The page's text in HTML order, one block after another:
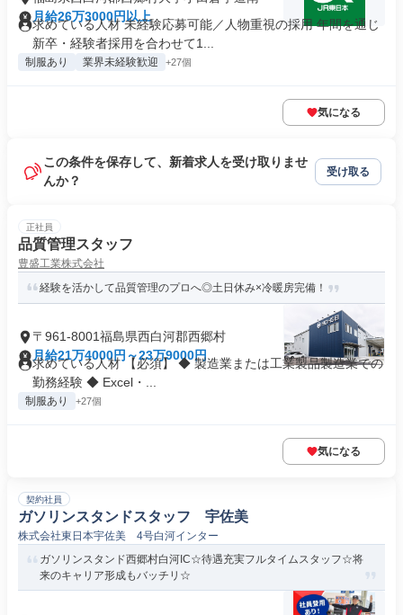
月給26万3000円以上
求めている人材 未経験応募可能／人物重視の採用 年間を通じ
新卒・経験者採用を合わせて1...
制服あり 業界未経験歓迎 +27個
気になる
この条件を保存して、新着求人を受け取りませ
んか？
受け取る
正社員
品質管理スタッフ
豊盛工業株式会社
経験を活かして品質管理のプロへ◎土日休み×冷暖房完備！
〒961-8001福島県西白河郡西郷村
月給21万4000円～23万9000円
求めている人材 【必須】 ◆ 製造業または工業製品製造業での
勤務経験 ◆ Excel・...
制服あり +27個
気になる
契約社員
ガソリンスタンドスタッフ 宇佐美
株式会社東日本宇佐美 4号白河インター
ガソリンスタンド西郷村白河IC☆待遇充実フルタイムスタッフ☆将
来のキャリア形成もバッチリ☆